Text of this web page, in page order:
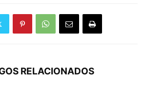
RELACIONADOS